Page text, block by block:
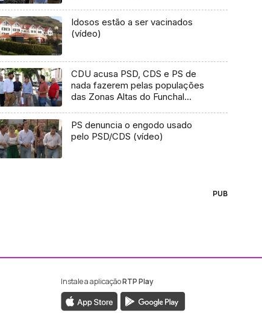
Idosos estão a ser vacinados
(vídeo)
CDU acusa PSD, CDS e PS de
nada fazerem pelas populações
das Zonas Altas do Funchal
PS denuncia o engodo usado
pelo PSD/CDS (vídeo)
PUB
da RTP Madeira
da RTP Madeira
Instale a aplicaçãoRTP Play